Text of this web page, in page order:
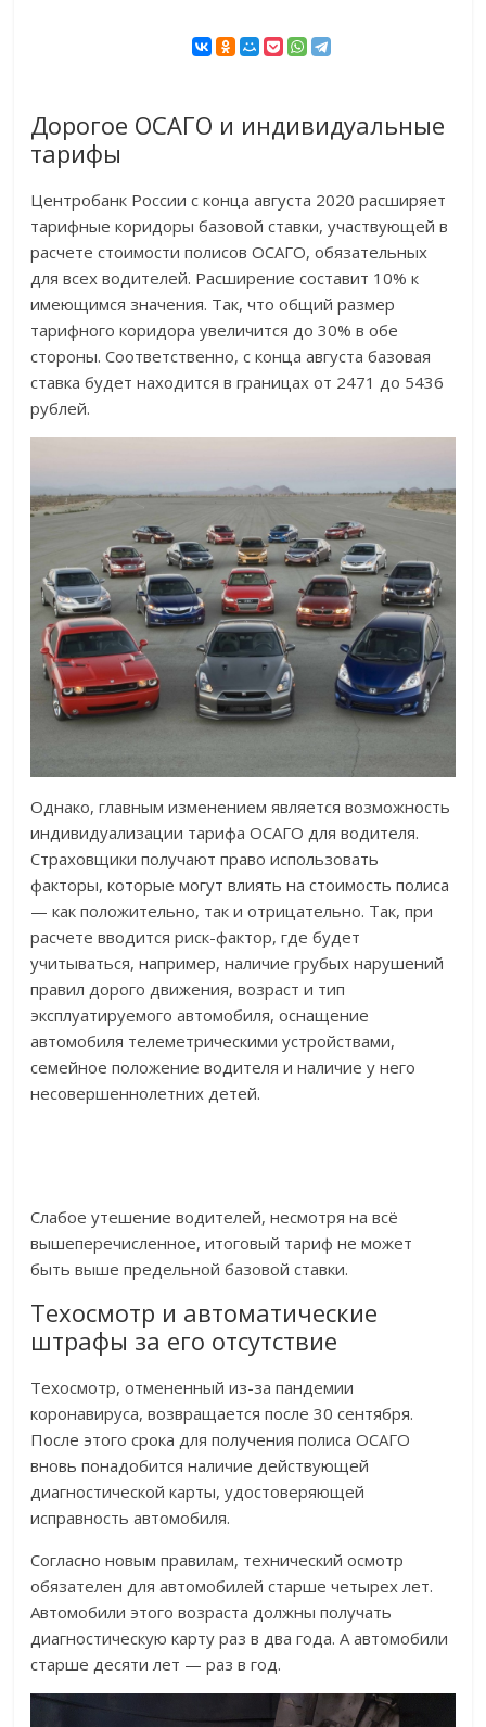
Дорогое ОСАГО и индивидуальные
тарифы
Центробанк России с конца августа 2020 расширяет
тарифные коридоры базовой ставки, участвующей в
расчете стоимости полисов ОСАГО, обязательных
для всех водителей. Расширение составит 10% к
имеющимся значения. Так, что общий размер
тарифного коридора увеличится до 30% в обе
стороны. Соответственно, с конца августа базовая
ставка будет находится в границах от 2471 до 5436
рублей.
Однако, главным изменением является возможность
индивидуализации тарифа ОСАГО для водителя.
Страховщики получают право использовать
факторы, которые могут влиять на стоимость полиса
— как положительно, так и отрицательно. Так, при
расчете вводится риск-фактор, где будет
учитываться, например, наличие грубых нарушений
правил дорого движения, возраст и тип
эксплуатируемого автомобиля, оснащение
автомобиля телеметрическими устройствами,
семейное положение водителя и наличие у него
несовершеннолетних детей.
Слабое утешение водителей, несмотря на всё
вышеперечисленное, итоговый тариф не может
быть выше предельной базовой ставки.
Техосмотр и автоматические
штрафы за его отсутствие
Техосмотр, отмененный из-за пандемии
коронавируса, возвращается после 30 сентября.
После этого срока для получения полиса ОСАГО
вновь понадобится наличие действующей
диагностической карты, удостоверяющей
исправность автомобиля.
Согласно новым правилам, технический осмотр
обязателен для автомобилей старше четырех лет.
Автомобили этого возраста должны получать
диагностическую карту раз в два года. А автомобили
старше десяти лет — раз в год.